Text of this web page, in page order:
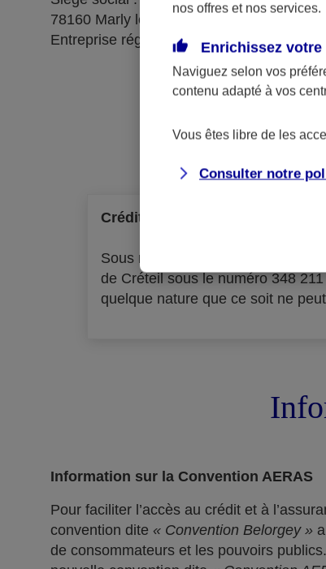
78160 Marly le Roi
Entreprise régie par le code des
Crédit à la consommation
Sous réserve d'acceptation par
de Créteil sous le numéro 348
quelque nature que ce soit ne
Information sur la Convention AERAS
Pour faciliter l’accès au crédit et à
convention dite « Convention Belorgey »
de consommateurs et les pouvoirs
nos offres et nos services.
Enrichissez votre
Naviguez selon vos
contenu adapté à vos
Vous êtes libre de les
Consulter notre